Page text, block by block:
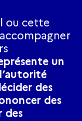
ou cette
un
des
des
des